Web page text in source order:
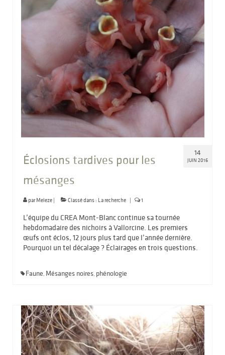
14
JUIN 2016
Éclosions tardives pour les
mésanges
parMeleze | Classé dans : La recherche | 1
L’équipe du CREA Mont-Blanc continue sa tournée
hebdomadaire des nichoirs à Vallorcine. Les premiers
œufs ont éclos, 12 jours plus tard que l’année dernière.
Pourquoi un tel décalage ? Éclairages en trois questions.
Faune, Mésanges noires, phénologie